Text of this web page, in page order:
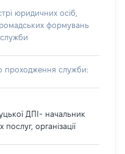
юридичних осіб,
формувань
проходження служби:
ДПІ- начальник
послуг, організації